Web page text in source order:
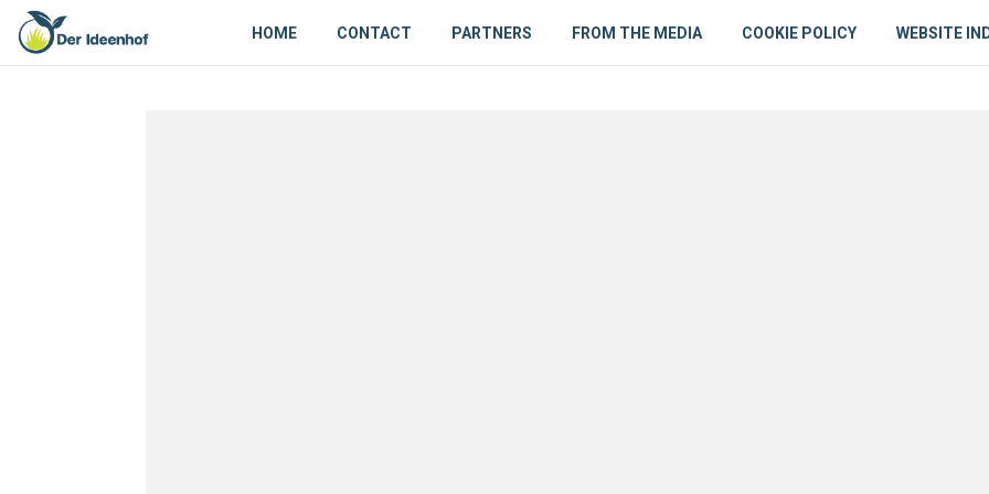
HOME CONTACT PARTNERS FROM THE MEDIA COOKIE POLICY WEBSITE